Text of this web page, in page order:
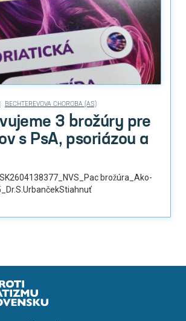
BECHTEREVOVA CHOROBA (AS)
3 brožúry pre
s PsA, psoriázou a
brožúra_Ako-